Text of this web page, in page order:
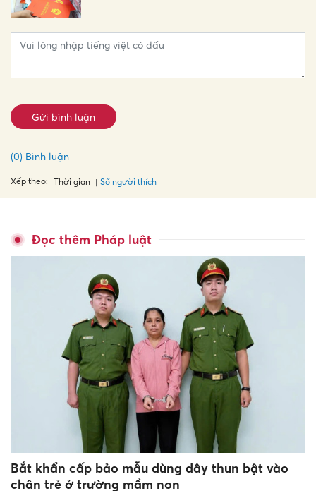
Gửi bình luận
(0) Bình luận
Xếp theo: Thời gian Số người thích
Đọc thêm Pháp luật
Bắt khẩn cấp bảo mẫu dùng dây thun bật vào
chân trẻ ở trường mầm non